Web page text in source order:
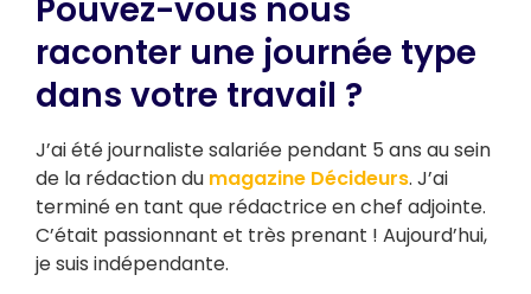
Pouvez-vous nous
raconter une journée type
dans votre travail ?
J’ai été journaliste salariée pendant 5 ans au sein
de la rédaction du magazine Décideurs. J’ai
terminé en tant que rédactrice en chef adjointe.
C’était passionnant et très prenant ! Aujourd’hui,
je suis indépendante.